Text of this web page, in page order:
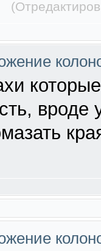
вроде